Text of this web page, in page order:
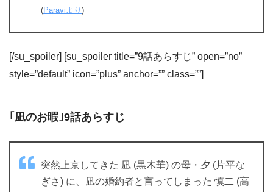
(Paraviより )
[/su_spoiler] [su_spoiler title=”9話あらすじ” open=”no”
style=”default” icon=”plus” anchor=”” class=””]
｢凪のお暇｣9話あらすじ
突然上京してきた 凪 (黒木華) の母・夕 (片平な
ぎさ) に、凪の婚約者と言ってしまった 慎二 (高